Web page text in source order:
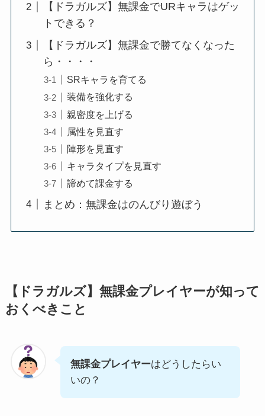
【ドラガルズ】無課金でURキャラはゲッ
トできる？
【ドラガルズ】無課金で勝てなくなった
ら・・・・
SRキャラを育てる
装備を強化する
親密度を上げる
属性を見直す
陣形を見直す
キャラタイプを見直す
諦めて課金する
まとめ：無課金はのんびり遊ぼう
【ドラガルズ】 無課金プレイヤーが知って
おくべきこと
無課金プレイヤーはどうしたらい
いの？